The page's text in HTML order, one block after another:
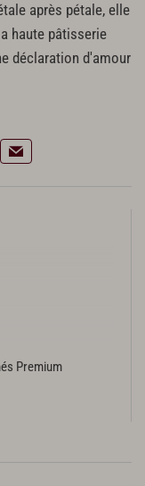
après pétale, elle
haute pâtisserie
déclaration d'amour
Premium